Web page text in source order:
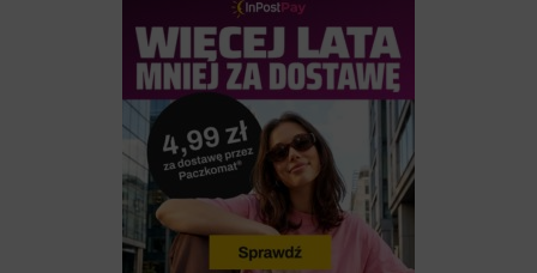
Imię i nazwisko*:
Adres email*: